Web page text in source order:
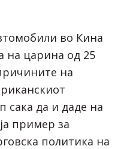
во Кина
на царина од 25
на
сака да и даде на
пример за
политика на